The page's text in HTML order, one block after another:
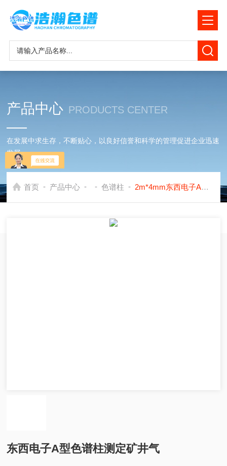
产品中心 PRODUCTS CENTER
在发展中求生存，不断贴心，以良好信誉和科学的管理促进企业迅速
发展
首页 - 产品中心 - - 色谱柱 - 2m*4mm东西电子A型色谱柱测定矿井气
东西电子A型色谱柱测定矿井气